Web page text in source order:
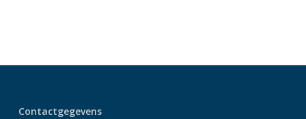
Contactgegevens